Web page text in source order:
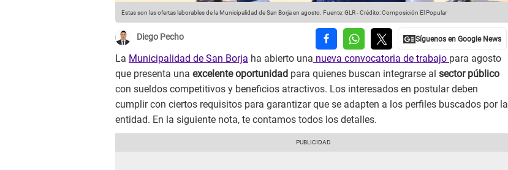
Estas son las ofertas laborables de la Municipalidad de San Borja en agosto. Fuente: GLR-Crédito: Composición El Popular
Diego Pecho
La Municipalidad de San Borja ha abierto una nueva convocatoria de trabajo para agosto
que presenta una excelente oportunidad para quienes buscan integrarse al sector público
con sueldos competitivos y beneficios atractivos. Los interesados en postular deben
cumplir con ciertos requisitos para garantizar que se adapten a los perfiles buscados por la
entidad. En la siguiente nota, te contamos todos los detalles.